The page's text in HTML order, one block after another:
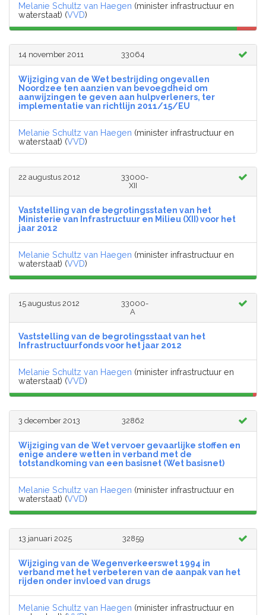
Melanie Schultz van Haegen (minister infrastructuur en
waterstaat) (VVD)
14 november 2011 33064
Wijziging van de Wet bestrijding ongevallen
Noordzee ten aanzien van bevoegdheid om
aanwijzingen te geven aan hulpverleners, ter
implementatie van richtlijn 2011/15/EU
Melanie Schultz van Haegen (minister infrastructuur en
waterstaat) (VVD)
22 augustus 2012
33000-
XII
Vaststelling van de begrotingsstaten van het
Ministerie van Infrastructuur en Milieu (XII) voor het
jaar 2012
Melanie Schultz van Haegen (minister infrastructuur en
waterstaat) (VVD)
15 augustus 2012
33000-
A
Vaststelling van de begrotingsstaat van het
Infrastructuurfonds voor het jaar 2012
Melanie Schultz van Haegen (minister infrastructuur en
waterstaat) (VVD)
3 december 2013 32862
Wijziging van de Wet vervoer gevaarlijke stoffen en
enige andere wetten in verband met de
totstandkoming van een basisnet (Wet basisnet)
Melanie Schultz van Haegen (minister infrastructuur en
waterstaat) (VVD)
13 januari 2025 32859
Wijziging van de Wegenverkeerswet 1994 in
verband met het verbeteren van de aanpak van het
rijden onder invloed van drugs
Melanie Schultz van Haegen (minister infrastructuur en